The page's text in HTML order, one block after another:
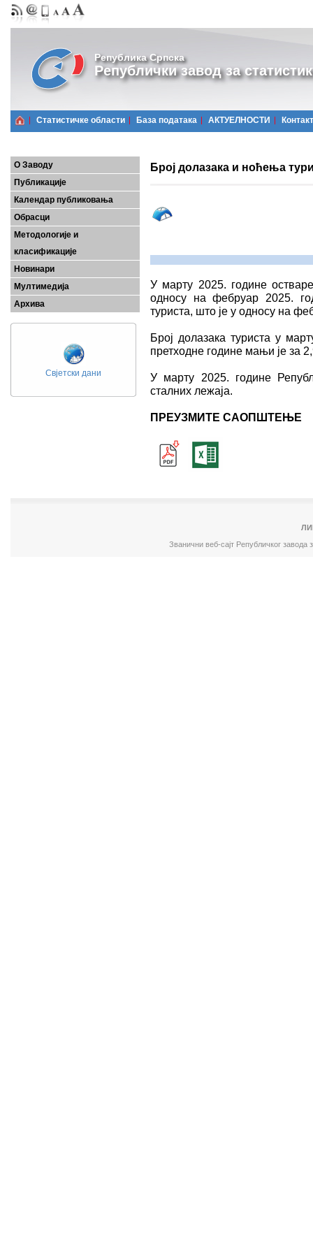
Република Српска
Републички завод за
Статистичке области Базa података АКТУЕЛНОСТИ Контакт
О Заводу
Публикације
Календар публиковања
Обрасци
Методологије и
класификације
Новинари
Мултимедија
Архива
Свјетски дани
Број долазака и ноћења
У марту 2025. године
односу на фебруар 2025.
туриста, што је у односу на
Број долазака туриста у
претходне године мањи је за
У марту 2025. године
сталних лежаја.
ПРЕУЗМИТЕ САОПШТЕЊЕ
Званични веб-сајт Републичког